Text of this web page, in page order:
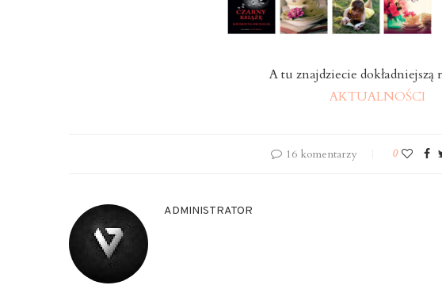
A tu znajdziecie dokładniejszą
AKTUALNOŚCI
16 komentarzy 0
ADMINISTRATOR